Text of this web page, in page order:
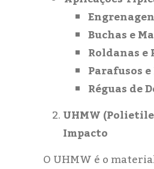
Buchas e
Roldanas e
Parafusos
Réguas de
UHMW
Impacto
O UHMW é o